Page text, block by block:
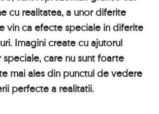
cu realitatea, a unor diferite
vin ca efecte speciale in diferite
Imagini create cu ajutorul
care nu sunt foarte
mai ales din punctul de vedere
perfecte a realitatii.